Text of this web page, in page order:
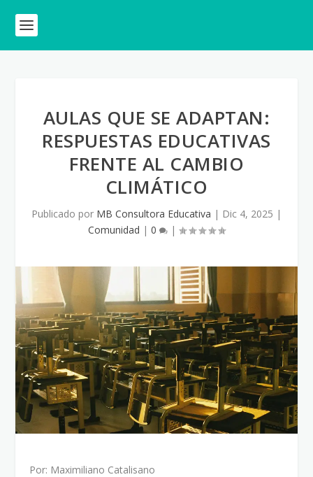
AULAS QUE SE ADAPTAN:
RESPUESTAS EDUCATIVAS
FRENTE AL CAMBIO
CLIMÁTICO
Publicado por MB Consultora Educativa | Dic 4, 2025 |
Comunidad | 0 |
Por: Maximiliano Catalisano